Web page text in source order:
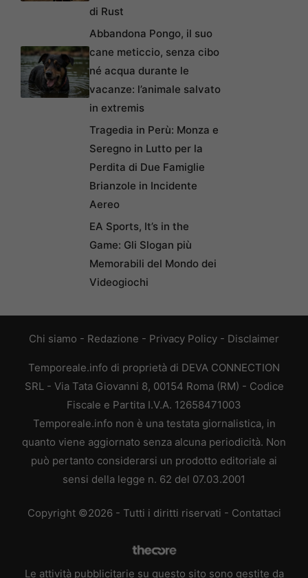
di Rust
Abbandona Pongo, il suo
cane meticcio, senza cibo
né acqua durante le
vacanze: l’animale salvato
in extremis
Tragedia in Perù: Monza e
Seregno in Lutto per la
Perdita di Due Famiglie
Brianzole in Incidente
Aereo
EA Sports, It’s in the
Game: Gli Slogan più
Memorabili del Mondo dei
Videogiochi
Chi siamo - Redazione - Privacy Policy - Disclaimer
Temporeale.info di proprietà di DEVA CONNECTION
SRL - Via Tata Giovanni 8, 00154 Roma (RM) - Codice
Fiscale e Partita I.V.A. 12658471003
Temporeale.info non è una testata giornalistica, in
quanto viene aggiornato senza alcuna periodicità. Non
può pertanto considerarsi un prodotto editoriale ai
sensi della legge n. 62 del 07.03.2001
Copyright ©2026 - Tutti i diritti riservati - Contattaci
Le attività pubblicitarie su questo sito sono gestite da